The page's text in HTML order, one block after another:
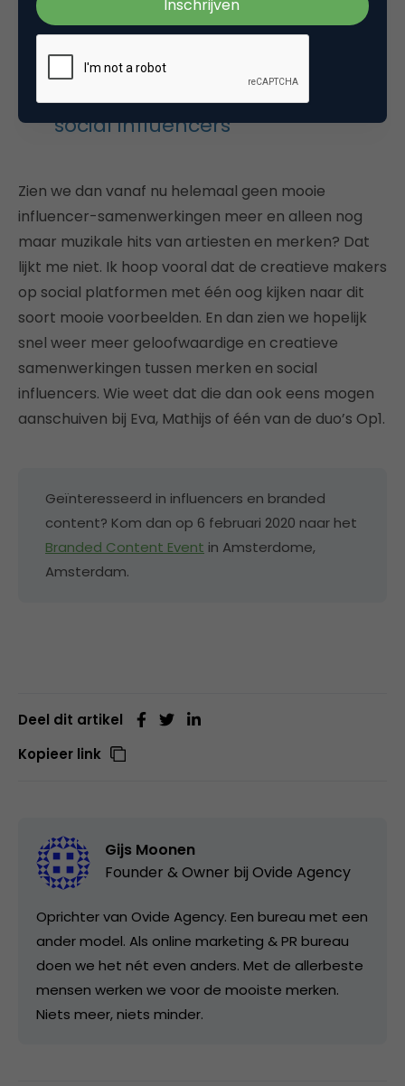
“Bij muzikanten is het creatieve
proces meer leidend dan bij
social influencers”
Zien we dan vanaf nu helemaal geen mooie
influencer-samenwerkingen meer en alleen nog
maar muzikale hits van artiesten en merken? Dat
lijkt me niet. Ik hoop vooral dat de creatieve makers
op social platformen met één oog kijken naar dit
soort mooie voorbeelden. En dan zien we hopelijk
snel weer meer geloofwaardige en creatieve
samenwerkingen tussen merken en social
influencers. Wie weet dat die dan ook eens mogen
aanschuiven bij Eva, Mathijs of één van de duo’s Op1.
Geïnteresseerd in influencers en branded
content? Kom dan op 6 februari 2020 naar het
Branded Content Event in Amsterdome,
Amsterdam.
Deel dit artikel
Kopieer link
Gijs Moonen
Founder & Owner bij Ovide Agency
Oprichter van Ovide Agency. Een bureau met een
ander model. Als online marketing & PR bureau
doen we het nét even anders. Met de allerbeste
mensen werken we voor de mooiste merken.
Niets meer, niets minder.